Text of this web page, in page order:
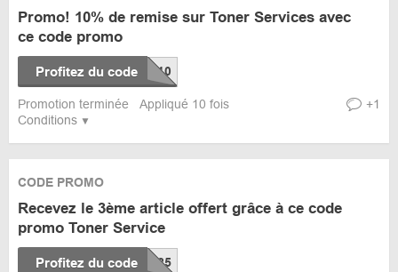
Conditions
Promo! 10% de remise sur Toner Services avec
ce code promo
Profitez du code
Promotion terminée Appliqué 10 fois +1
CODE PROMO
Recevez le 3ème article offert grâce à ce code
promo Toner Service
Profitez du code